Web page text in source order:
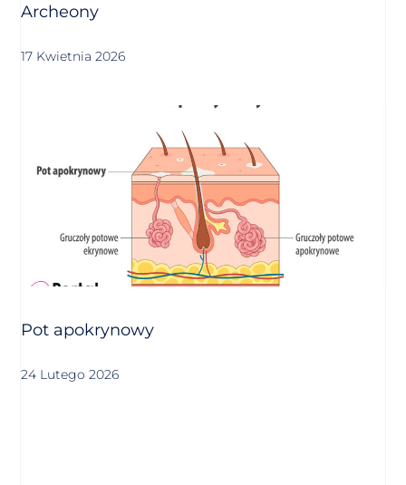
Archeony
17 Kwietnia 2026
Pot apokrynowy
24 Lutego 2026